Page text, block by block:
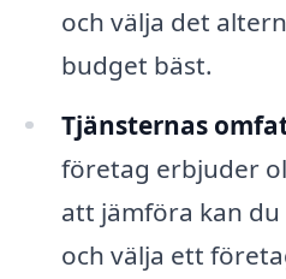
och välja det
budget bäst.
Tjänsternas
företag erbjuder
att jämföra kan
och välja ett